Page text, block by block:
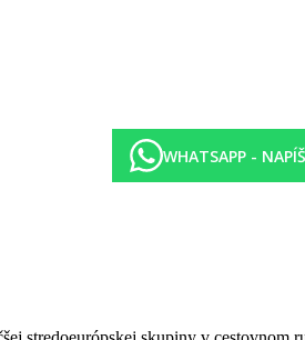
dezerty a likéry v lounge
vodné športy (windsurfing,
golf.
rokov).
WHATSAPP -